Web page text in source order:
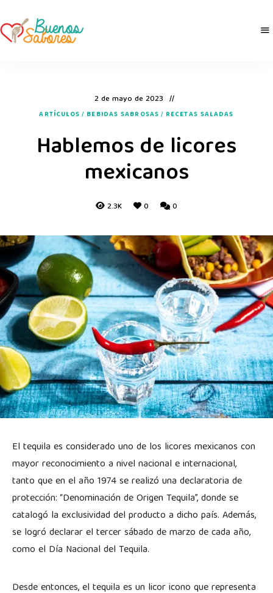
2 de mayo de 2023
ARTÍCULOS / BEBIDAS SABROSAS / RECETAS SALADAS
Hablemos de licores
mexicanos
2.3K 0 0
El tequila es considerado uno de los licores mexicanos con
mayor reconocimiento a nivel nacional e internacional,
tanto que en el año 1974 se realizó una declaratoria de
protección: “Denominación de Origen Tequila”, donde se
catalogó la exclusividad del producto a dicho país. Además,
se logró declarar el tercer sábado de marzo de cada año,
como el Día Nacional del Tequila.
Desde entonces, el tequila es un licor icono que representa